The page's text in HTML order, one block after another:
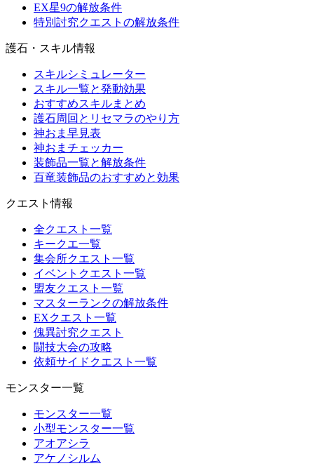
EX星9の解放条件
特別討究クエストの解放条件
護石・スキル情報
スキルシミュレーター
スキル一覧と発動効果
おすすめスキルまとめ
護石周回とリセマラのやり方
神おま早見表
神おまチェッカー
装飾品一覧と解放条件
百竜装飾品のおすすめと効果
クエスト情報
全クエスト一覧
キークエ一覧
集会所クエスト一覧
イベントクエスト一覧
盟友クエスト一覧
マスターランクの解放条件
EXクエスト一覧
傀異討究クエスト
闘技大会の攻略
依頼サイドクエスト一覧
モンスター一覧
モンスター一覧
小型モンスター一覧
アオアシラ
アケノシルム